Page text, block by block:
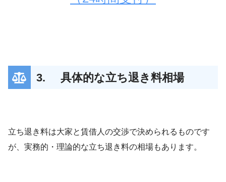
3. 具体的な立ち退き料相場
立ち退き料は大家と賃借人の交渉で決められるものです
が、実務的・理論的な立ち退き料の相場もあります。